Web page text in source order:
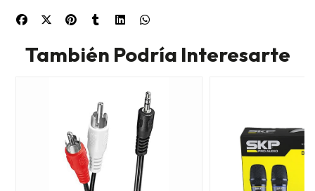
También Podría Interesarte